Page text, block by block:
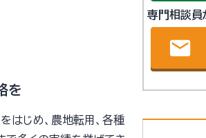
を
はじめ、農地転用、各種
専門相談員
email